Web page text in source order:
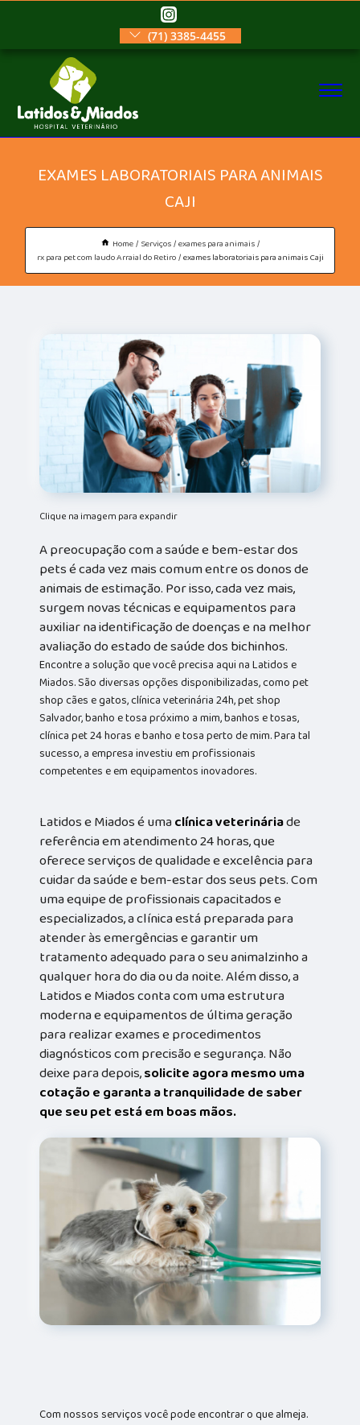
(71) 3385-4455
EXAMES LABORATORIAIS PARA ANIMAIS
CAJI
Home Serviços exames para animais
rx para pet com laudo Arraial do Retiro exames laboratoriais para animais Caji
Clique na imagem para expandir
A preocupação com a saúde e bem-estar dos
pets é cada vez mais comum entre os donos de
animais de estimação. Por isso, cada vez mais,
surgem novas técnicas e equipamentos para
auxiliar na identificação de doenças e na melhor
avaliação do estado de saúde dos bichinhos.
Encontre a solução que você precisa aqui na Latidos e
Miados. São diversas opções disponibilizadas, como pet
shop cães e gatos, clínica veterinária 24h, pet shop
Salvador, banho e tosa próximo a mim, banhos e tosas,
clínica pet 24 horas e banho e tosa perto de mim. Para tal
sucesso, a empresa investiu em profissionais
competentes e em equipamentos inovadores.
Latidos e Miados é umaclínica veterináriade
referência em atendimento 24 horas, que
oferece serviços de qualidade e excelência para
cuidar da saúde e bem-estar dos seus pets. Com
uma equipe de profissionais capacitados e
especializados, a clínica está preparada para
atender às emergências e garantir um
tratamento adequado para o seu animalzinho a
qualquer hora do dia ou da noite. Além disso, a
Latidos e Miados conta com uma estrutura
moderna e equipamentos de última geração
para realizar exames e procedimentos
diagnósticos com precisão e segurança. Não
deixe para depois,solicite agora mesmo uma
cotação e garanta a tranquilidade de saber
que seu pet está em boas mãos.
Com nossos serviços você pode encontrar o que almeja.